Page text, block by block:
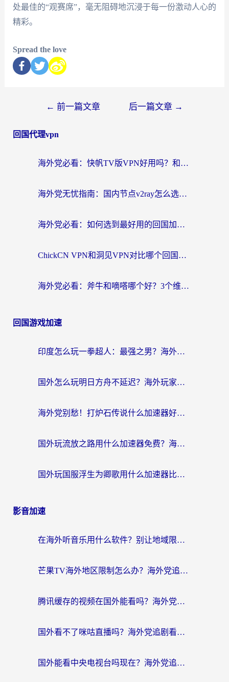
处最佳的“观赛席”，毫无阻碍地沉浸于每一份激动人心的
精彩。
Spread the love
← 前一篇文章 后一篇文章 →
回国代理vpn
海外党必看：快帆TV版VPN好用吗？和快游VPN对比哪个回国效果更好？附实用避坑指南
海外党无忧指南：国内节点v2ray怎么选？一键回国VPN+多场景实测帮你避坑
海外党必看：如何选到最好用的回国加速器？从节点到售后的全维度指南
ChickCN VPN和洞见VPN对比哪个回国效果更好？海外党亲测3款加速器+避坑指南
海外党必看：斧牛和嘀嗒哪个好？3个维度教你选对回国加速器
回国游戏加速
印度怎么玩一拳超人：最强之男？海外党国服游戏加速避坑指南
国外怎么玩明日方舟不延迟？海外玩家国服游戏加速终极指南（附DNF梦幻诛仙解决方案）
海外党别愁！打炉石传说什么加速器好用？3个实用技巧解决国服游戏卡顿
国外玩流放之路用什么加速器免费？海外党亲测有效的国服游戏加速指南
国外玩国服浮生为卿歌用什么加速器比较好？海外党亲测不踩坑指南
影音加速
在海外听音乐用什么软件？别让地域限制断了你的华语歌单
芒果TV海外地区限制怎么办？海外党追剧看片的实用加速器选择指南
腾讯缓存的视频在国外能看吗？海外党追剧看片的终极解决方案
国外看不了咪咕直播吗？海外党追剧看片的加速器选择指南
国外能看中央电视台吗现在？海外党追剧看央视的实用指南